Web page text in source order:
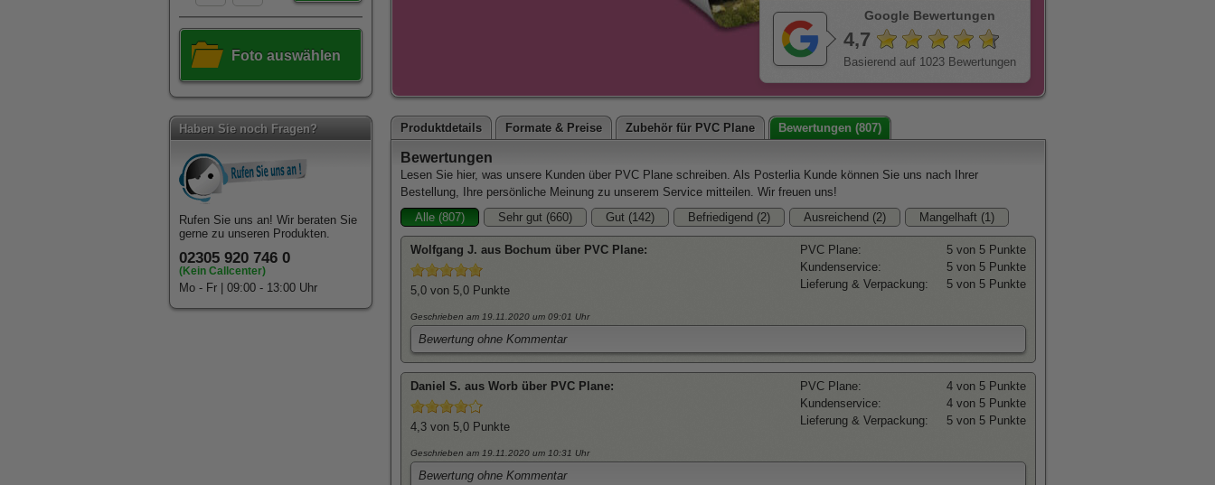
Foto auswählen
Google Bewertungen
4,7
Basierend auf 1023 Bewertungen
Produktdetails Formate & Preise Zubehör für PVC Plane Bewertungen (807)
Bewertungen
Lesen Sie hier, was unsere Kunden über PVC Plane schreiben. Als Posterlia Kunde können Sie uns nach Ihrer
Bestellung, Ihre persönliche Meinung zu unserem Service mitteilen. Wir freuen uns!
Alle (807)
Sehr gut (660) Gut (142) Befriedigend (2) Ausreichend (2) Mangelhaft (1)
Wolfgang J. aus Bochum über PVC Plane:
5,0 von 5,0 Punkte
PVC Plane:
5 von 5 Punkte
Kundenservice:
5 von 5 Punkte
Lieferung & Verpackung:
5 von 5 Punkte
Geschrieben am 19.11.2020 um 09:01 Uhr
Bewertung ohne Kommentar
Daniel S. aus Worb über PVC Plane:
4,3 von 5,0 Punkte
PVC Plane:
4 von 5 Punkte
Kundenservice:
4 von 5 Punkte
Lieferung & Verpackung:
5 von 5 Punkte
Geschrieben am 19.11.2020 um 10:31 Uhr
Bewertung ohne Kommentar
Haben Sie noch Fragen?
Rufen Sie uns an! Wir beraten Sie
gerne zu unseren Produkten.
02305 920 746 0
(Kein Callcenter)
Mo - Fr | 09:00 - 13:00 Uhr